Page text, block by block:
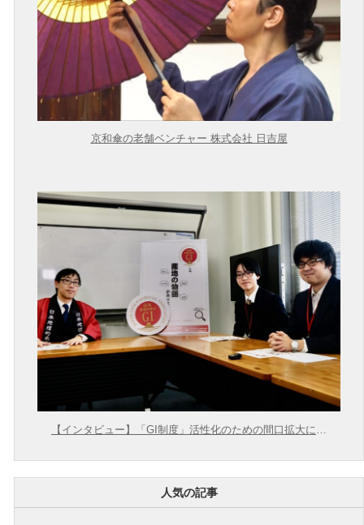
京和傘の老舗ベンチャー 株式会社 日吉屋
【インタビュー】「GI制度」活性化のための間口拡大に向
人気の記事